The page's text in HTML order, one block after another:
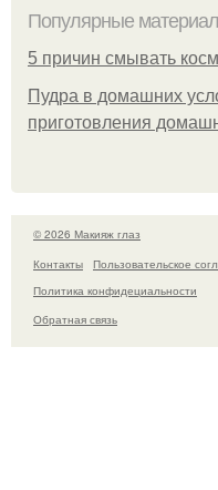
Популярные
5 причин смывать
Пудра в домашних
приготовления
© 2026 Макияж глаз
Контакты
Пользовательское
Политика конфидециальности
Обратная связь